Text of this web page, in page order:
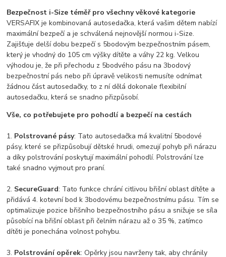
Bezpečnost i-Size téměř pro všechny věkové kategorie
VERSAFIX je kombinovaná autosedačka, která vašim dětem nabízí
maximální bezpečí a je schválená nejnovější normou i-Size.
Zajišťuje delší dobu bezpečí s 5bodovým bezpečnostním pásem,
který je vhodný do 105 cm výšky dítěte a váhy 22 kg. Velkou
výhodou je, že při přechodu z 5bodvého pásu na 3bodový
bezpečnostní pás nebo při úpravě velikosti nemusíte odnímat
žádnou část autosedačky, to z ní dělá dokonale flexibilní
autosedačku, která se snadno přizpůsobí.
Vše, co potřebujete pro pohodlí a bezpečí na cestách
1. Polstrované pásy: Tato autosedačka má kvalitní 5bodové
pásy, které se přizpůsobují dětské hrudi, omezují pohyb při nárazu
a díky polstrování poskytují maximální pohodlí. Polstrování lze
také snadno vyjmout pro praní.
2. SecureGuard: Tato funkce chrání citlivou břišní oblast dítěte a
přidává 4. kotevní bod k 3bodovému bezpečnostnímu pásu. Tím se
optimalizuje pozice břišního bezpečnostního pásu a snižuje se síla
působící na břišní oblast při čelním nárazu až o 35 %, zatímco
dítěti je ponechána volnost pohybu.
3. Polstrování opěrek: Opěrky jsou navrženy tak, aby chránily